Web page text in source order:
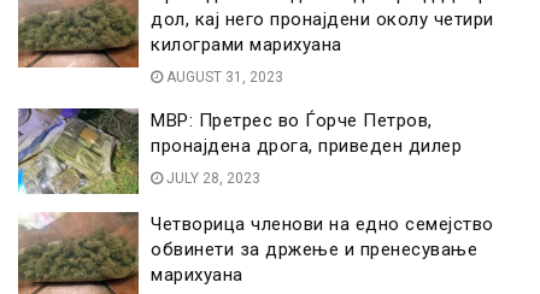
дол, кај него пронајдени околу четири
килограми марихуана
AUGUST 31, 2023
МВР: Претрес во Ѓорче Петров,
пронајдена дрога, приведен дилер
JULY 28, 2023
Четворица членови на едно семејство
обвинети за држење и пренесување
марихуана